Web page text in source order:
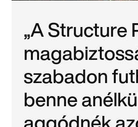
„A Structure
szabadon
benne